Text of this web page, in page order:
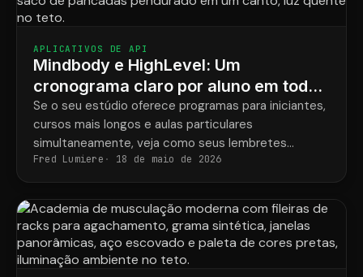
APLICATIVOS DE API
Mindbody e HighLevel: Um
cronograma claro por aluno em todos
os programas.
Se o seu estúdio oferece programas para iniciantes,
cursos mais longos e aulas particulares
simultaneamente, veja como seus lembretes
finalmente corresponderão ao que cada aluno
realmente reservou.
Fred Lumiere 18 de maio de 2026